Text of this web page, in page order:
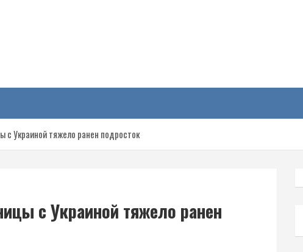
с Украиной тяжело ранен подросток
с Украиной тяжело ранен